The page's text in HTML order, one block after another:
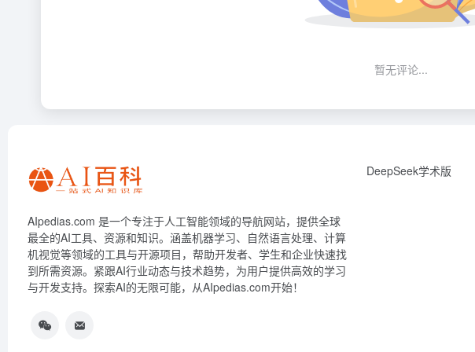
暂无评论...
AIpedias.com 是一个专注于人工智能领域的导航网站，提供全球
最全的AI工具、资源和知识。涵盖机器学习、自然语言处理、计算
机视觉等领域的工具与开源项目，帮助开发者、学生和企业快速找
到所需资源。紧跟AI行业动态与技术趋势，为用户提供高效的学习
与开发支持。探索AI的无限可能，从AIpedias.com开始！
DeepSeek学术版